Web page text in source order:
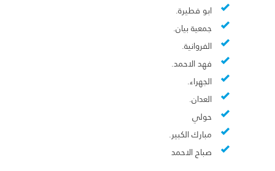
ابو فطيرة.
جمعية بيان.
الفروانية.
فهد الاحمد.
الجهراء.
العدان.
حولي
مبارك الكبير.
صباح الاحمد